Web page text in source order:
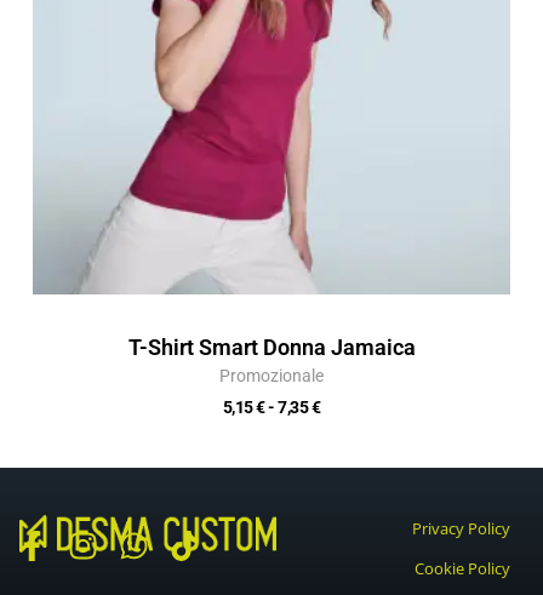
T-Shirt Smart Donna Jamaica
Promozionale
5,15€- 7,35€
F
I
W
T
Privacy Policy
Cookie Policy